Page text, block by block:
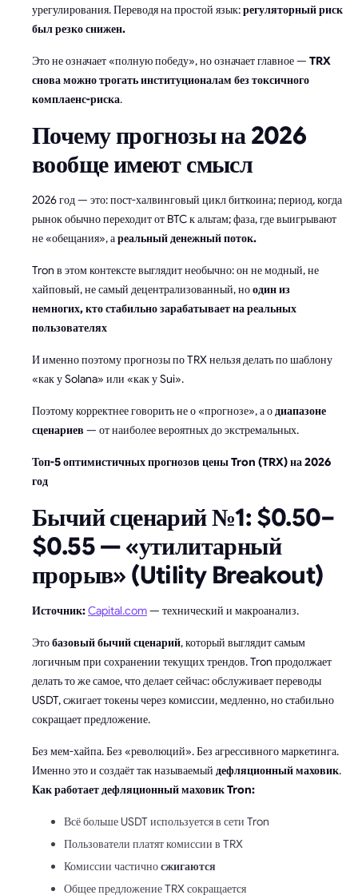
урегулирования. Переводя на простой язык:регуляторный риск
был резко снижен.
Это не означает «полную победу», но означает главное — TRX
снова можно трогать институционалам без токсичного
комплаенс-риска.
Почему прогнозы на 2026
вообще имеют смысл
2026 год — это: пост-халвинговый цикл биткоина; период, когда
рынок обычно переходит от BTC к альтам; фаза, где выигрывают
не «обещания», ареальный денежный поток.
Tron в этом контексте выглядит необычно: он не модный, не
хайповый, не самый децентрализованный, ноодин из
немногих, кто стабильно зарабатывает на реальных
пользователях
И именно поэтому прогнозы по TRX нельзя делать по шаблону
«как у Solana» или «как у Sui».
Поэтому корректнее говорить не о «прогнозе», а одиапазоне
сценариев — от наиболее вероятных до экстремальных.
Топ-5 оптимистичных прогнозов цены Tron (TRX) на 2026
год
Бычий сценарий №1: $0.50–
$0.55 — «утилитарный
прорыв» (Utility Breakout)
Источник:Capital.com— технический и макроанализ.
Этобазовый бычий сценарий, который выглядит самым
логичным при сохранении текущих трендов.Tron продолжает
делать то же самое, что делает сейчас: обслуживает переводы
USDT, сжигает токены через комиссии, медленно, но стабильно
сокращает предложение.
Без мем-хайпа. Без «революций». Без агрессивного маркетинга.
Именно это и создаёт так называемый дефляционный маховик.
Как работает дефляционный маховик Tron:
Всё больше USDT используется в сети Tron
Пользователи платят комиссии в TRX
Комиссии частичносжигаются
Общее предложение TRX сокращается